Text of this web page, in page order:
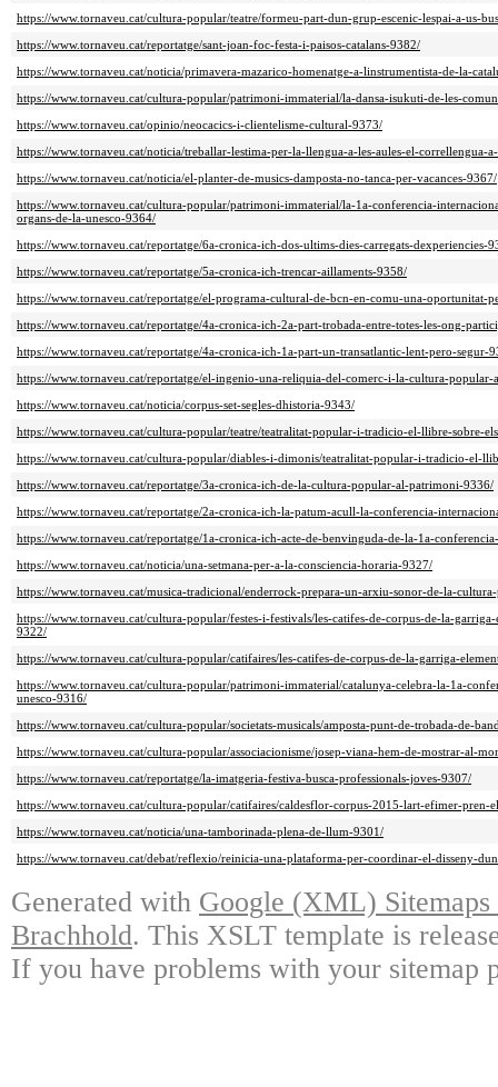
https://www.tornaveu.cat/cultura-popular/teatre/formeu-part-dun-grup-escenic-lespai-a-us-
https://www.tornaveu.cat/reportatge/sant-joan-foc-festa-i-paisos-catalans-9382/
https://www.tornaveu.cat/noticia/primavera-mazarico-homenatge-a-linstrumentista-de-la-
https://www.tornaveu.cat/cultura-popular/patrimoni-immaterial/la-dansa-isukuti-de-les-
https://www.tornaveu.cat/opinio/neocacics-i-clientelisme-cultural-9373/
https://www.tornaveu.cat/noticia/treballar-lestima-per-la-llengua-a-les-aules-el-correllengua-
https://www.tornaveu.cat/noticia/el-planter-de-musics-damposta-no-tanca-per-vacances-9367/
https://www.tornaveu.cat/cultura-popular/patrimoni-immaterial/la-1a-conferencia-
organs-de-la-unesco-9364/
https://www.tornaveu.cat/reportatge/6a-cronica-ich-dos-ultims-dies-carregats-dexperiencies-
https://www.tornaveu.cat/reportatge/5a-cronica-ich-trencar-aillaments-9358/
https://www.tornaveu.cat/reportatge/el-programa-cultural-de-bcn-en-comu-una-oportunitat-
https://www.tornaveu.cat/reportatge/4a-cronica-ich-2a-part-trobada-entre-totes-les-ong-
https://www.tornaveu.cat/reportatge/4a-cronica-ich-1a-part-un-transatlantic-lent-pero-segur-
https://www.tornaveu.cat/reportatge/el-ingenio-una-reliquia-del-comerc-i-la-cultura-popular-
https://www.tornaveu.cat/noticia/corpus-set-segles-dhistoria-9343/
https://www.tornaveu.cat/cultura-popular/teatre/teatralitat-popular-i-tradicio-el-llibre-sobre-
https://www.tornaveu.cat/cultura-popular/diables-i-dimonis/teatralitat-popular-i-tradicio-el-
https://www.tornaveu.cat/reportatge/3a-cronica-ich-de-la-cultura-popular-al-patrimoni-9336/
https://www.tornaveu.cat/reportatge/2a-cronica-ich-la-patum-acull-la-conferencia-
https://www.tornaveu.cat/reportatge/1a-cronica-ich-acte-de-benvinguda-de-la-1a-
https://www.tornaveu.cat/noticia/una-setmana-per-a-la-consciencia-horaria-9327/
https://www.tornaveu.cat/musica-tradicional/enderrock-prepara-un-arxiu-sonor-de-la-
https://www.tornaveu.cat/cultura-popular/festes-i-festivals/les-catifes-de-corpus-de-la-
9322/
https://www.tornaveu.cat/cultura-popular/catifaires/les-catifes-de-corpus-de-la-garriga-
https://www.tornaveu.cat/cultura-popular/patrimoni-immaterial/catalunya-celebra-la-1a-
unesco-9316/
https://www.tornaveu.cat/cultura-popular/societats-musicals/amposta-punt-de-trobada-de-
https://www.tornaveu.cat/cultura-popular/associacionisme/josep-viana-hem-de-mostrar-al-
https://www.tornaveu.cat/reportatge/la-imatgeria-festiva-busca-professionals-joves-9307/
https://www.tornaveu.cat/cultura-popular/catifaires/caldesflor-corpus-2015-lart-efimer-pren-
https://www.tornaveu.cat/noticia/una-tamborinada-plena-de-llum-9301/
https://www.tornaveu.cat/debat/reflexio/reinicia-una-plataforma-per-coordinar-el-disseny-
Generated with Google (XML)
Brachhold. This XSLT template is
If you have problems with your sitemap